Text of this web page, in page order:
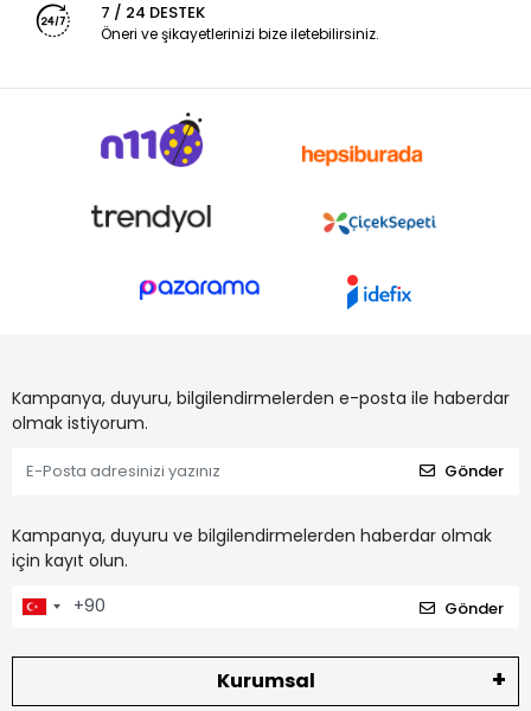
7 / 24 DESTEK
Öneri ve şikayetlerinizi bize iletebilirsiniz.
Kampanya, duyuru, bilgilendirmelerden e-posta ile haberdar
olmak istiyorum.
Gönder
Kampanya, duyuru ve bilgilendirmelerden haberdar olmak
için kayıt olun.
Gönder
Kurumsal